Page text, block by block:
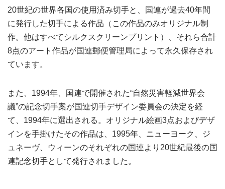
20世紀の世界各国の使用済み切手と、国連が過去40年間
に発行した切手による作品（この作品のみオリジナル制
作。他はすべてシルクスクリーンプリント）、それら合計
8点のアート作品が国連郵便管理局によって永久保存され
ています。
また、1994年、国連で開催された“自然災害軽減世界会
議”の記念切手案が国連切手デザイン委員会の決定を経
て、1994年に選出される。オリジナル絵画3点およびデザ
インを手掛けたその作品は、1995年、ニューヨーク、ジ
ュネーヴ、ウィーンのそれぞれの国連より20世紀最後の国
連記念切手として発行されました。